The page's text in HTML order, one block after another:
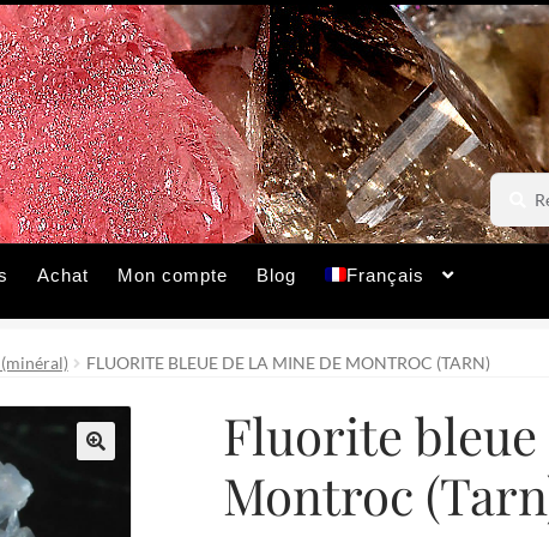
pour :
Achat Mon compte Blog Français
FLUORITE BLEUE DE LA MINE DE MONTROC (TARN)
Fluorite bleue
Montroc